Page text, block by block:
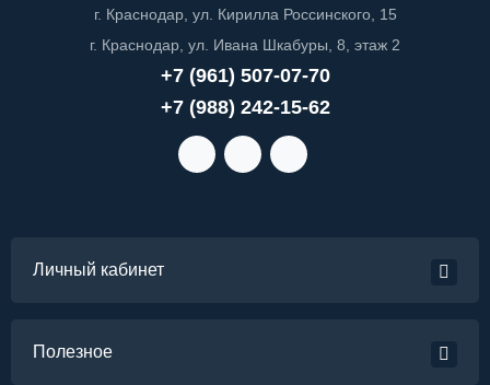
г. Краснодар, ул. Кирилла Россинского, 15
г. Краснодар, ул. Ивана Шкабуры, 8, этаж 2
+7 (961) 507-07-70
+7 (988) 242-15-62
Личный кабинет
Полезное